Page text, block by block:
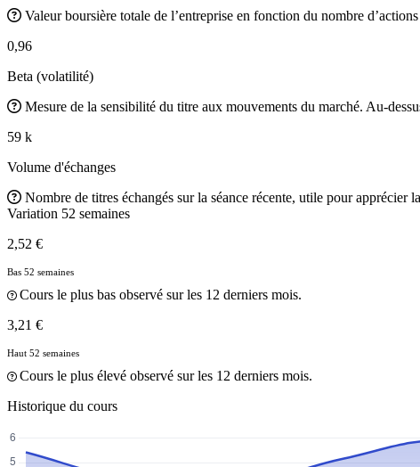
Valeur boursière totale de l’entreprise en fonction du nombre
0,96
Beta (volatilité)
Mesure de la sensibilité du titre aux mouvements du marché. Au-
59 k
Volume d'échanges
Nombre de titres échangés sur la séance récente, utile pour apprécier
Variation 52 semaines
2,52 €
Bas 52 semaines
Cours le plus bas observé sur les 12 derniers mois.
3,21 €
Haut 52 semaines
Cours le plus élevé observé sur les 12 derniers mois.
Historique du cours